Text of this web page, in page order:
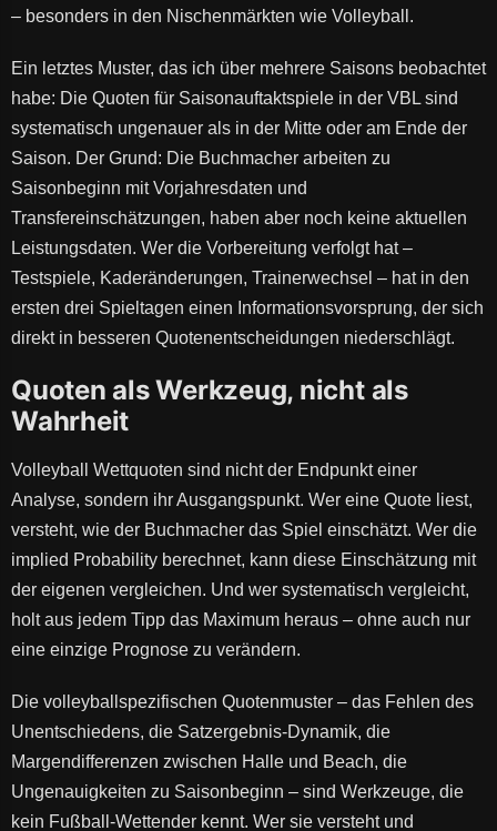
– besonders in den Nischenmärkten wie Volleyball.
Ein letztes Muster, das ich über mehrere Saisons beobachtet
habe: Die Quoten für Saisonauftaktspiele in der VBL sind
systematisch ungenauer als in der Mitte oder am Ende der
Saison. Der Grund: Die Buchmacher arbeiten zu
Saisonbeginn mit Vorjahresdaten und
Transfereinschätzungen, haben aber noch keine aktuellen
Leistungsdaten. Wer die Vorbereitung verfolgt hat –
Testspiele, Kaderänderungen, Trainerwechsel – hat in den
ersten drei Spieltagen einen Informationsvorsprung, der sich
direkt in besseren Quotenentscheidungen niederschlägt.
Quoten als Werkzeug, nicht als
Wahrheit
Volleyball Wettquoten sind nicht der Endpunkt einer
Analyse, sondern ihr Ausgangspunkt. Wer eine Quote liest,
versteht, wie der Buchmacher das Spiel einschätzt. Wer die
implied Probability berechnet, kann diese Einschätzung mit
der eigenen vergleichen. Und wer systematisch vergleicht,
holt aus jedem Tipp das Maximum heraus – ohne auch nur
eine einzige Prognose zu verändern.
Die volleyballspezifischen Quotenmuster – das Fehlen des
Unentschiedens, die Satzergebnis-Dynamik, die
Margendifferenzen zwischen Halle und Beach, die
Ungenauigkeiten zu Saisonbeginn – sind Werkzeuge, die
kein Fußball-Wettender kennt. Wer sie versteht und